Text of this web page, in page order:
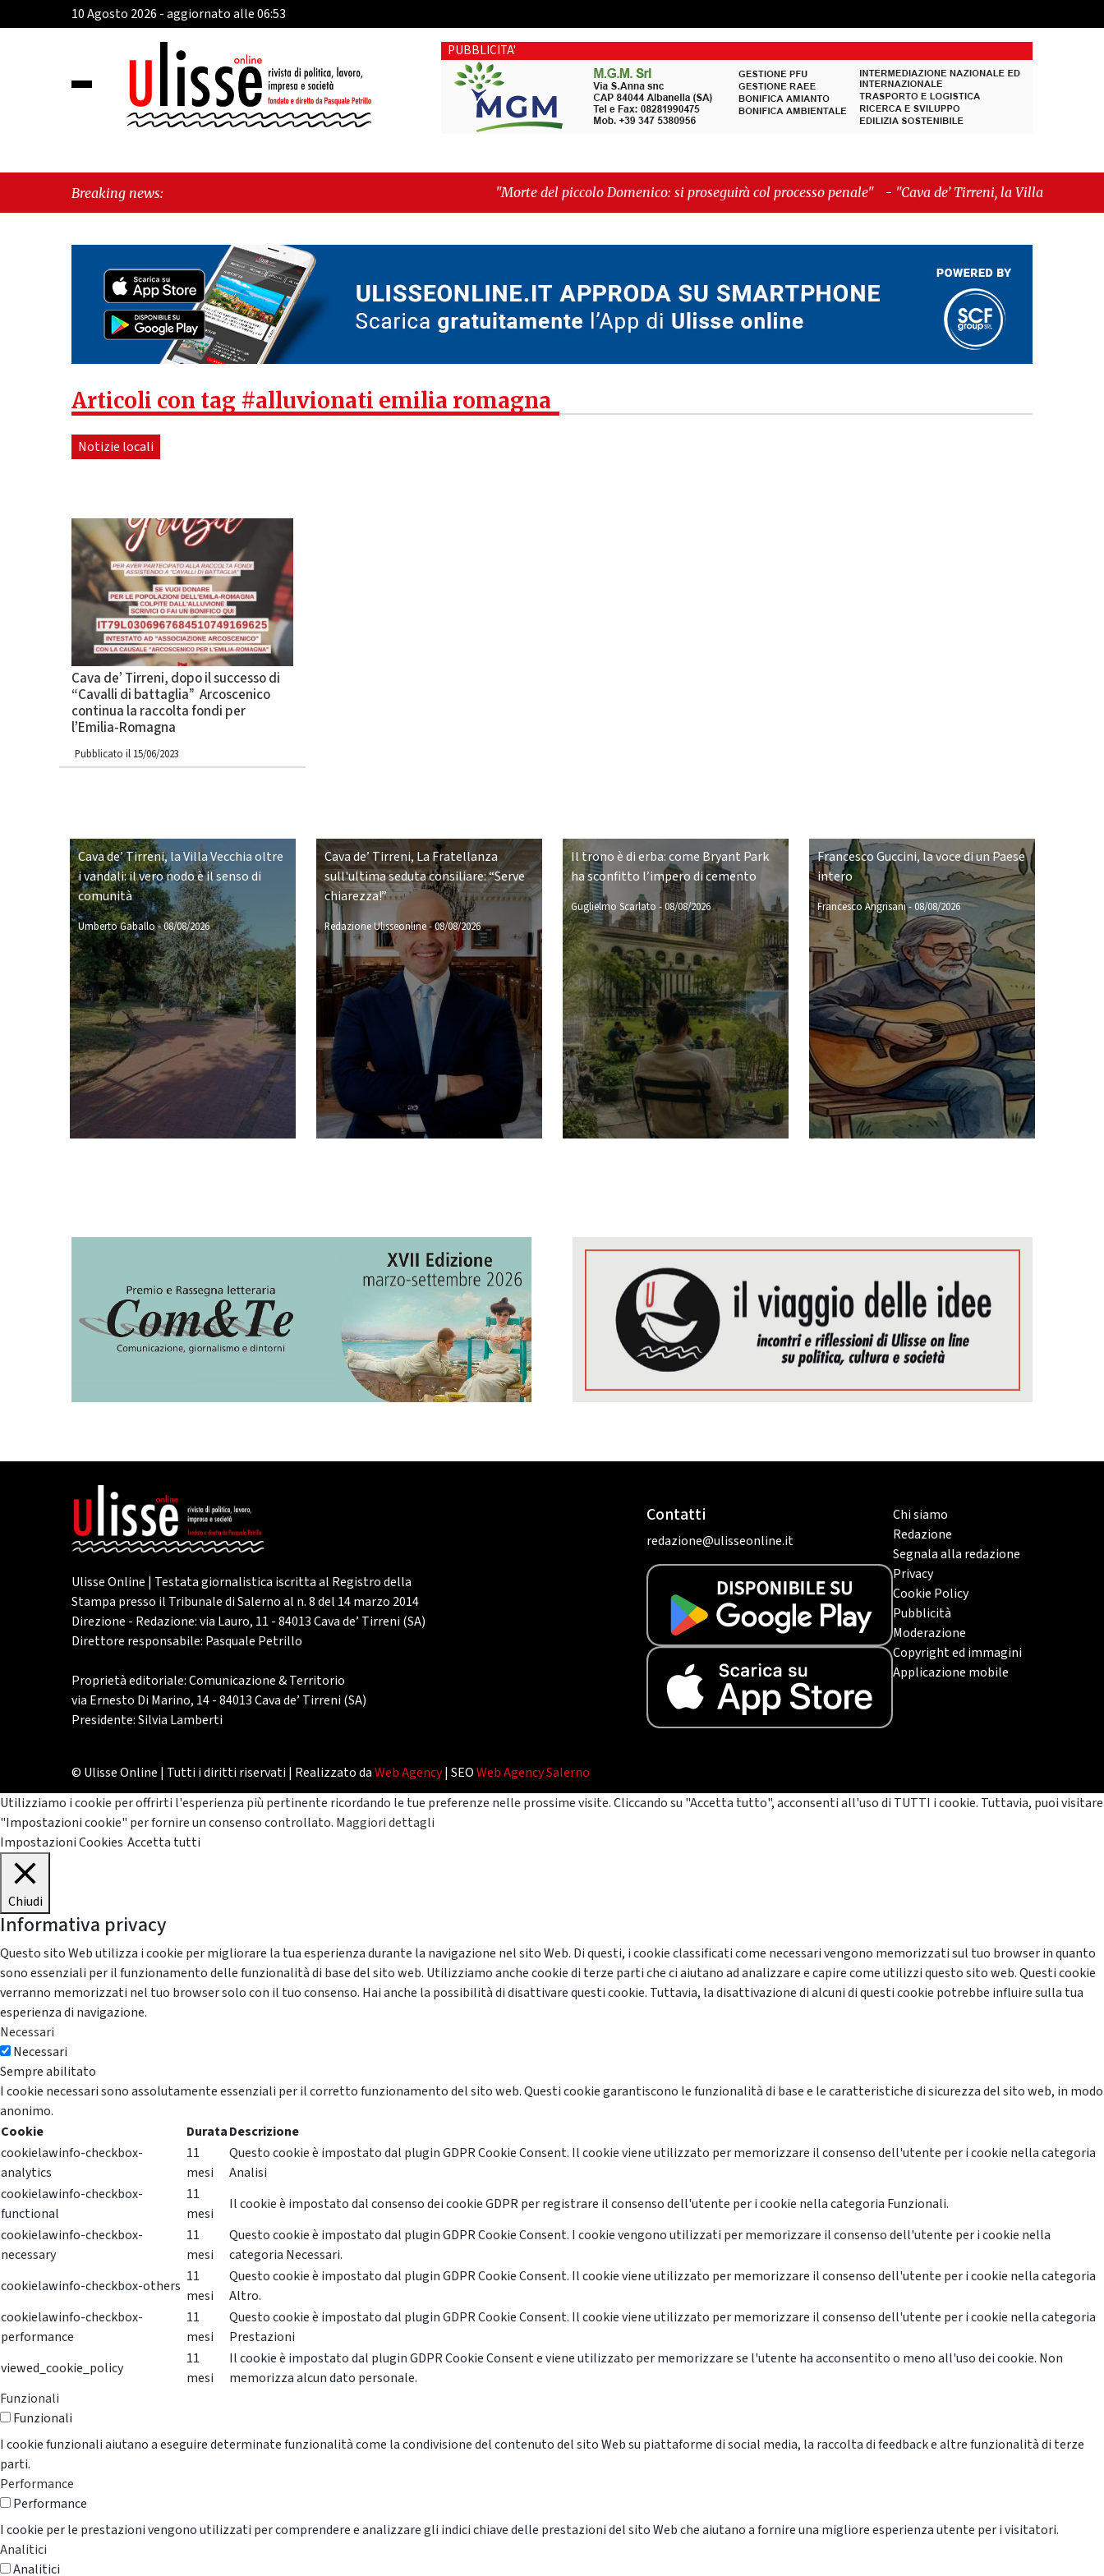
10 Agosto 2026 - aggiornato alle 06:53
PUBBLICITA'
Breaking news: "Morte del piccolo Domenico: si proseguirà col processo penale" -"Cava de’ Tirreni, la Villa Vecchia oltre i
vandali: il vero nodo è il senso di comunità"
Articoli con tag #alluvionati emilia romagna
Notizie locali
Cava de’ Tirreni, dopo il successo di
“Cavalli di battaglia” Arcoscenico
continua la raccolta fondi per
l’Emilia-Romagna
Pubblicato il 15/06/2023
Cava de’ Tirreni, la Villa Vecchia oltre
i vandali: il vero nodo è il senso di
comunità
Umberto Gaballo-08/08/2026
Cava de’ Tirreni, La Fratellanza
sull'ultima seduta consiliare: “Serve
chiarezza!”
Redazione Ulisseonline-08/08/2026
Il trono è di erba: come Bryant Park
ha sconfitto l’impero di cemento
Guglielmo Scarlato -08/08/2026
Francesco Guccini, la voce di un Paese
intero
Francesco Angrisani-08/08/2026
Ulisse Online | Testata giornalistica iscritta al Registro della
Stampa presso il Tribunale di Salerno al n. 8 del 14 marzo 2014
Direzione - Redazione: via Lauro, 11 - 84013 Cava de’ Tirreni (SA)
Direttore responsabile: Pasquale Petrillo
Proprietà editoriale: Comunicazione & Territorio
via Ernesto Di Marino, 14 - 84013 Cava de’ Tirreni (SA)
Presidente: Silvia Lamberti
Contatti
redazione@ulisseonline.it
Chi siamo
Redazione
Segnala alla redazione
Privacy
Cookie Policy
Pubblicità
Moderazione
Copyright ed immagini
Applicazione mobile
© Ulisse Online | Tutti i diritti riservati | Realizzato daWeb Agency| SEOWeb Agency Salerno
Utilizziamo i cookie per offrirti l'esperienza più pertinente ricordando le tue preferenze nelle prossime visite. Cliccando su "Accetta tutto", acconsenti all'uso di TUTTI i cookie. Tuttavia, puoi visitare
"Impostazioni cookie" per fornire un consenso controllato. Maggiori dettagli
Impostazioni Cookies Accetta tutti
Chiudi
Informativa privacy
Questo sito Web utilizza i cookie per migliorare la tua esperienza durante la navigazione nel sito Web. Di questi, i cookie classificati come necessari vengono memorizzati sul tuo browser in quanto
sono essenziali per il funzionamento delle funzionalità di base del sito web. Utilizziamo anche cookie di terze parti che ci aiutano ad analizzare e capire come utilizzi questo sito web. Questi cookie
verranno memorizzati nel tuo browser solo con il tuo consenso. Hai anche la possibilità di disattivare questi cookie. Tuttavia, la disattivazione di alcuni di questi cookie potrebbe influire sulla tua
esperienza di navigazione.
Necessari
Necessari
Sempre abilitato
I cookie necessari sono assolutamente essenziali per il corretto funzionamento del sito web. Questi cookie garantiscono le funzionalità di base e le caratteristiche di sicurezza del sito web, in modo
anonimo.
Cookie
DurataDescrizione
cookielawinfo-checkbox-
analytics
11
mesi
Questo cookie è impostato dal plugin GDPR Cookie Consent. Il cookie viene utilizzato per memorizzare il consenso dell'utente per i cookie nella categoria
Analisi
cookielawinfo-checkbox-
functional
11
mesi
Il cookie è impostato dal consenso dei cookie GDPR per registrare il consenso dell'utente per i cookie nella categoria Funzionali.
cookielawinfo-checkbox-
necessary
11
mesi
Questo cookie è impostato dal plugin GDPR Cookie Consent. I cookie vengono utilizzati per memorizzare il consenso dell'utente per i cookie nella
categoria Necessari.
cookielawinfo-checkbox-others
11
mesi
Questo cookie è impostato dal plugin GDPR Cookie Consent. Il cookie viene utilizzato per memorizzare il consenso dell'utente per i cookie nella categoria
Altro.
cookielawinfo-checkbox-
performance
11
mesi
Questo cookie è impostato dal plugin GDPR Cookie Consent. Il cookie viene utilizzato per memorizzare il consenso dell'utente per i cookie nella categoria
Prestazioni
viewed_cookie_policy
11
mesi
Il cookie è impostato dal plugin GDPR Cookie Consent e viene utilizzato per memorizzare se l'utente ha acconsentito o meno all'uso dei cookie. Non
memorizza alcun dato personale.
Funzionali
Funzionali
I cookie funzionali aiutano a eseguire determinate funzionalità come la condivisione del contenuto del sito Web su piattaforme di social media, la raccolta di feedback e altre funzionalità di terze
parti.
Performance
Performance
I cookie per le prestazioni vengono utilizzati per comprendere e analizzare gli indici chiave delle prestazioni del sito Web che aiutano a fornire una migliore esperienza utente per i visitatori.
Analitici
Analitici